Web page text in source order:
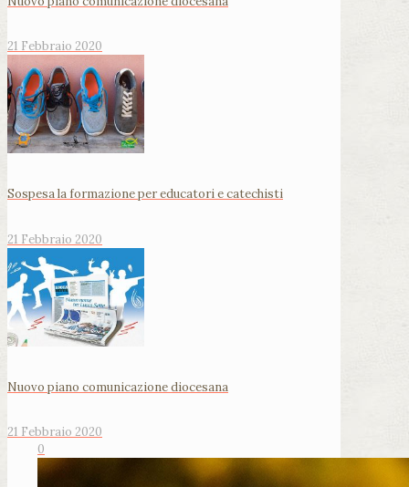
21 Febbraio 2020
Sospesa la formazione per educatori e catechisti
21 Febbraio 2020
Nuovo piano comunicazione diocesana
21 Febbraio 2020
0